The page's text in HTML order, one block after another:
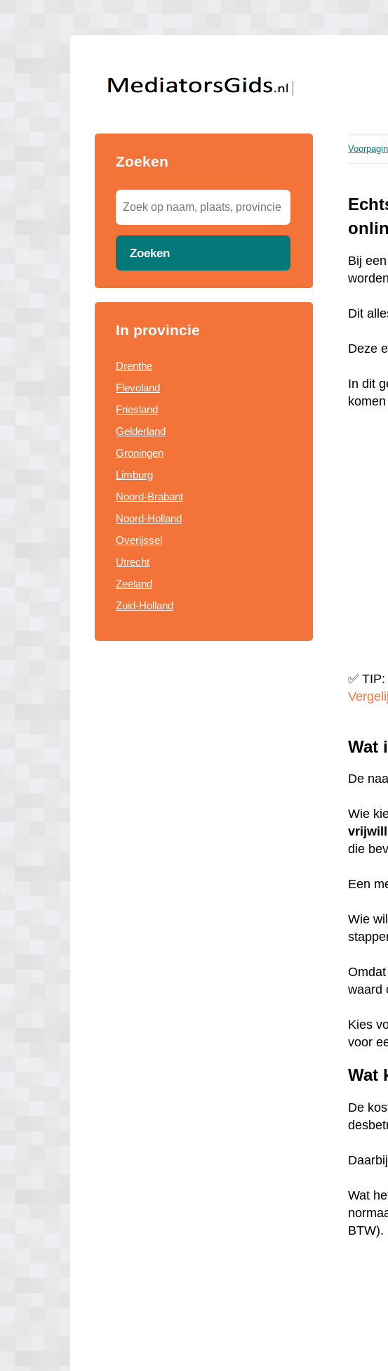
Zoeken
Zoeken
In provincie
Drenthe
Flevoland
Friesland
Gelderland
Groningen
Limburg
Noord-Brabant
Noord-Holland
Overijssel
Utrecht
Zeeland
Zuid-Holland
Bij
Dit
Deze
In dit
✅
Wat
De
Wie
die
Een
Wie
waard
Kies
voor
Wat
De
Wat
BTW).